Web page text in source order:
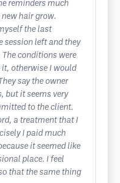
reminders much
hair grow.
the last
session left and they
conditions were
otherwise I would
say the owner
but it seems very
to the client.
a treatment that I
I paid much
it seemed like
place. I feel
that the same thing